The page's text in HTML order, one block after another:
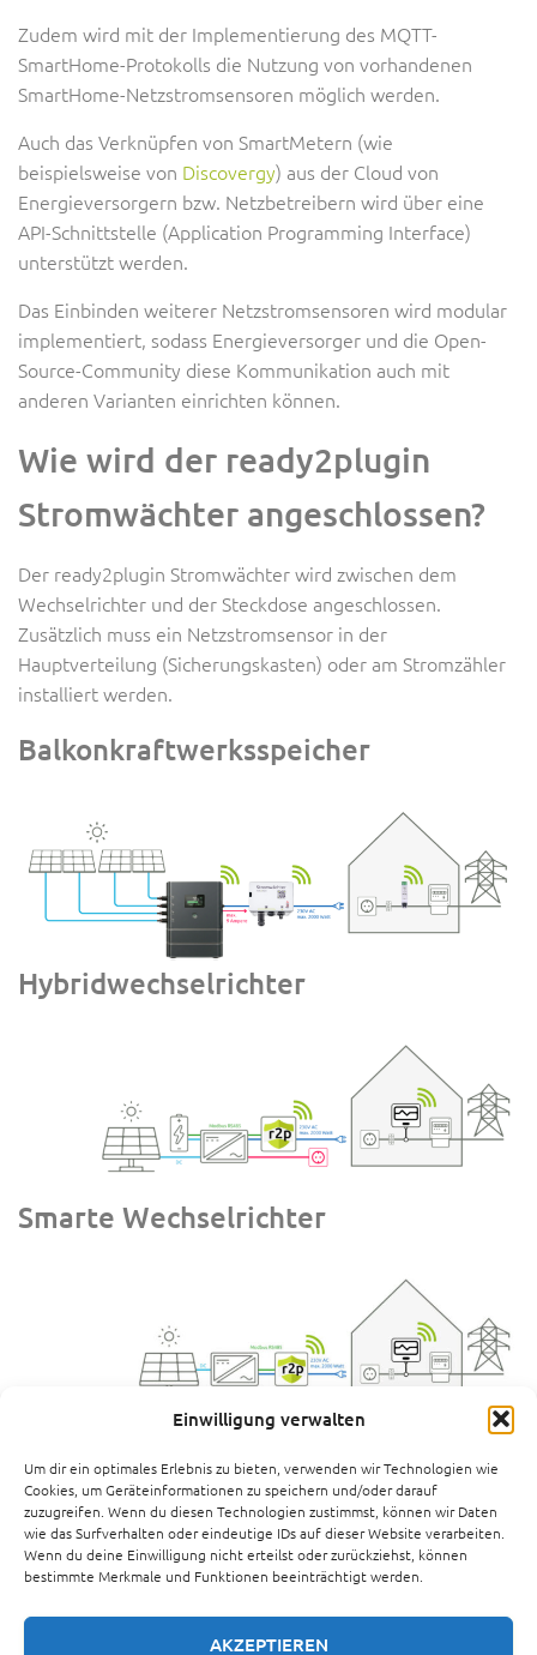
Einwilligung verwalten
Um dir ein optimales Erlebnis zu bieten, verwenden wir Technologien wie
Cookies, um Geräteinformationen zu speichern und/oder darauf
zuzugreifen. Wenn du diesen Technologien zustimmst, können wir Daten
wie das Surfverhalten oder eindeutige IDs auf dieser Website verarbeiten.
Wenn du deine Einwilligung nicht erteilst oder zurückziehst, können
bestimmte Merkmale und Funktionen beeinträchtigt werden.
AKZEPTIEREN
Zudem wird mit der Implementierung des MQTT-
SmartHome-Protokolls die Nutzung von vorhandenen
SmartHome-Netzstromsensoren möglich werden.
Auch das Verknüpfen von SmartMetern (wie
beispielsweise von Discovergy) aus der Cloud von
Energieversorgern bzw. Netzbetreibern wird über eine
API-Schnittstelle (Application Programming Interface)
unterstützt werden.
Das Einbinden weiterer Netzstromsensoren wird modular
implementiert, sodass Energieversorger und die Open-
Source-Community diese Kommunikation auch mit
anderen Varianten einrichten können.
Wie wird der ready2plugin
Stromwächter angeschlossen?
Der ready2plugin Stromwächter wird zwischen dem
Wechselrichter und der Steckdose angeschlossen.
Zusätzlich muss ein Netzstromsensor in der
Hauptverteilung (Sicherungskasten) oder am Stromzähler
installiert werden.
Balkonkraftwerksspeicher
Hybridwechselrichter
Smarte Wechselrichter